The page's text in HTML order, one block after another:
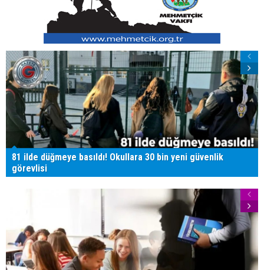
81 ilde düğmeye basıldı! Okullara 30 bin yeni güvenlik
görevlisi